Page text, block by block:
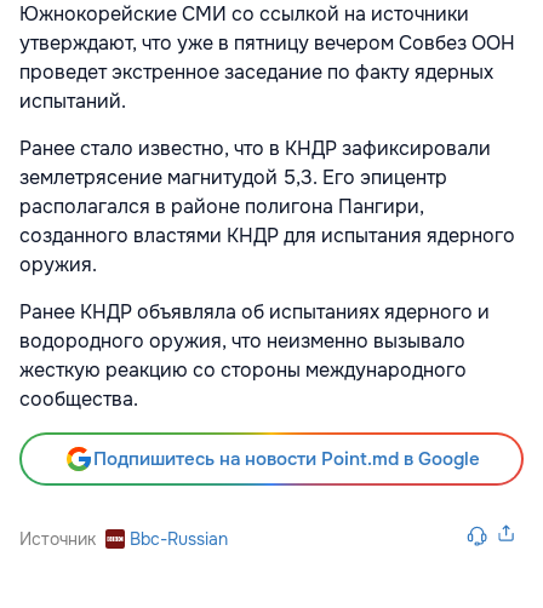
Южнокорейские СМИ со ссылкой на источники
утверждают, что уже в пятницу вечером Совбез ООН
проведет экстренное заседание по факту ядерных
испытаний.
Ранее стало известно, что в КНДР зафиксировали
землетрясение магнитудой 5,3. Его эпицентр
располагался в районе полигона Пангири,
созданного властями КНДР для испытания ядерного
оружия.
Ранее КНДР объявляла об испытаниях ядерного и
водородного оружия, что неизменно вызывало
жесткую реакцию со стороны международного
сообщества.
Подпишитесь на новости Point.md в Google
Источник Bbc-Russian